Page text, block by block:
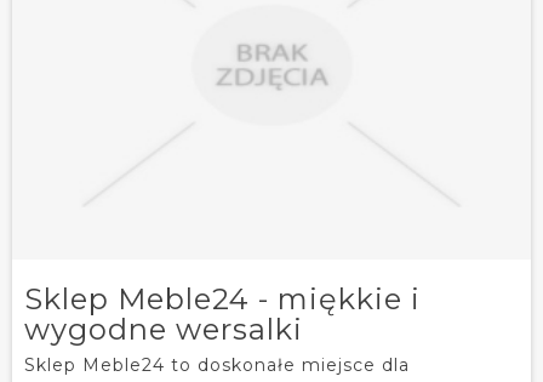
Sklep Meble24 - miękkie i
wygodne wersalki
Sklep Meble24 to doskonałe miejsce dla